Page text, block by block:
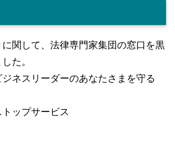
関して、法律専門家集団の窓口を黒
た。
ネスリーダーのあなたさまを守る
ップサービス